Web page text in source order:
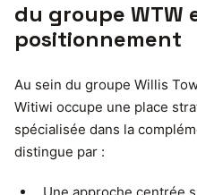
du groupe WTW
positionnement
Au sein du groupe Willis
Witiwi occupe une place
spécialisée dans la
distingue par :